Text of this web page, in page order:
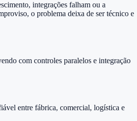
integrações falham ou a
o problema deixa de ser técnico e
com controles paralelos e integração
entre fábrica, comercial, logística e